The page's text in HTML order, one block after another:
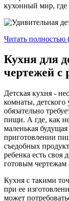
кухонный мир, где
Читать полностью
Кухня для
чертежей с
Детская кухня -
комнаты, детского
обязательно
пищи. А где, как
маленькая будущая
приготовлении
съедобных
ребенка есть своя
готовым чертежам
Кухня с такими
при ее
может